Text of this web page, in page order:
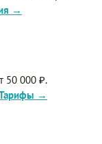
→
50 000 ₽.
→